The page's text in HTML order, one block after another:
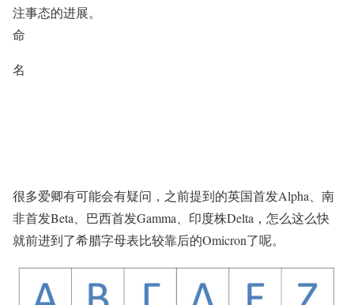
注事态的进展。
命
名
很多爱卿有可能会有疑问，之前提到的英国首发Alpha、南
非首发Beta、巴西首发Gamma、印度株Delta，怎么这么快
就前进到了希腊字母表比较靠后的Omicron了呢。